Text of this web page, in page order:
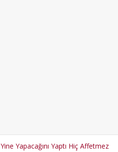
Yapacağını Yaptı Hiç Affetmez